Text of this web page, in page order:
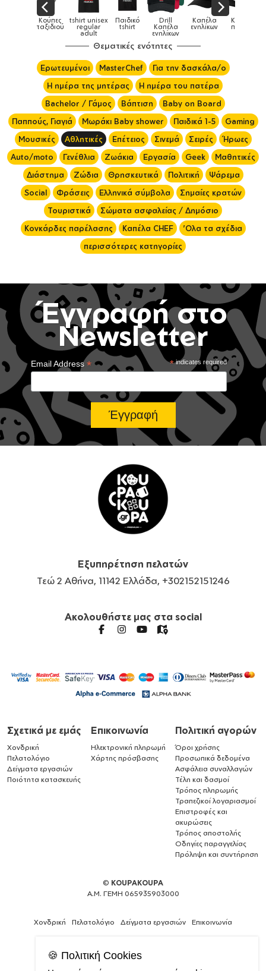
Κούπες
ταξιδιού
tshirt unisex
regular
adult
Παιδικό
tshirt
Drill
Καπέλα
ενηλίκων
Καπέλα
ενηλίκων
Καπέλα
παιδικά
Θεματικές ενότητες
Ερωτευμένοι MasterChef
Για την δασκάλα/ο
Η ημέρα της μητέρας
Η ημέρα του πατέρα
Bachelor / Γάμος
Βάπτιση
Baby on Board
Παππούς, Γιαγιά
Μωράκι Baby shower Παιδικά 1-5
Gaming
Μουσικές
Αθλητικές Επέτειος Σινεμά Σειρές
Ήρωες
Auto/moto
Γενέθλια Ζωάκια Εργασία Geek
Μαθητικές
Διάστημα
Ζώδια Θρησκευτικά Πολιτική
Ψάρεμα
Social
Φράσεις Ελληνικά σύμβολα
Σημαίες κρατών
Τουριστικά
Σώματα ασφαλείας / Δημόσιο
Κονκάρδες παρέλασης
Καπέλα CHEF
'Ολα τα σχέδια
περισσότερες κατηγορίες
Έγγραφή στο
Newsletter
*indicates required
Email Address*
Εξυπηρέτηση πελατών
Τεώ 2 Αθήνα, 11142 Ελλάδα, +302152151246
Ακολουθήστε μας στα social
Σχετικά με εμάς
Χονδρική
Πελατολόγιο
Δείγματα εργασιών
Ποιότητα κατασκευής
Επικοινωνία
Ηλεκτρονική πληρωμή
Χάρτης πρόσβασης
Πολιτική αγορών
Όροι χρήσης
Προσωπικά δεδομένα
Ασφάλεια συναλλαγών
Τέλη και δασμοί
Τρόπος πληρωμής
Τραπεζικοί λογαριασμοί
Επιστροφές και
ακυρώσεις
Τρόπος αποστολής
Οδηγίες παραγγελίας
Πρόληψη και συντήρηση
© KOUPAKOUPA
Α.Μ. ΓΕΜΗ 065935903000
Χονδρική Πελατολόγιο Δείγματα εργασιών Επικοινωνία
🍪 Πολιτική Cookies